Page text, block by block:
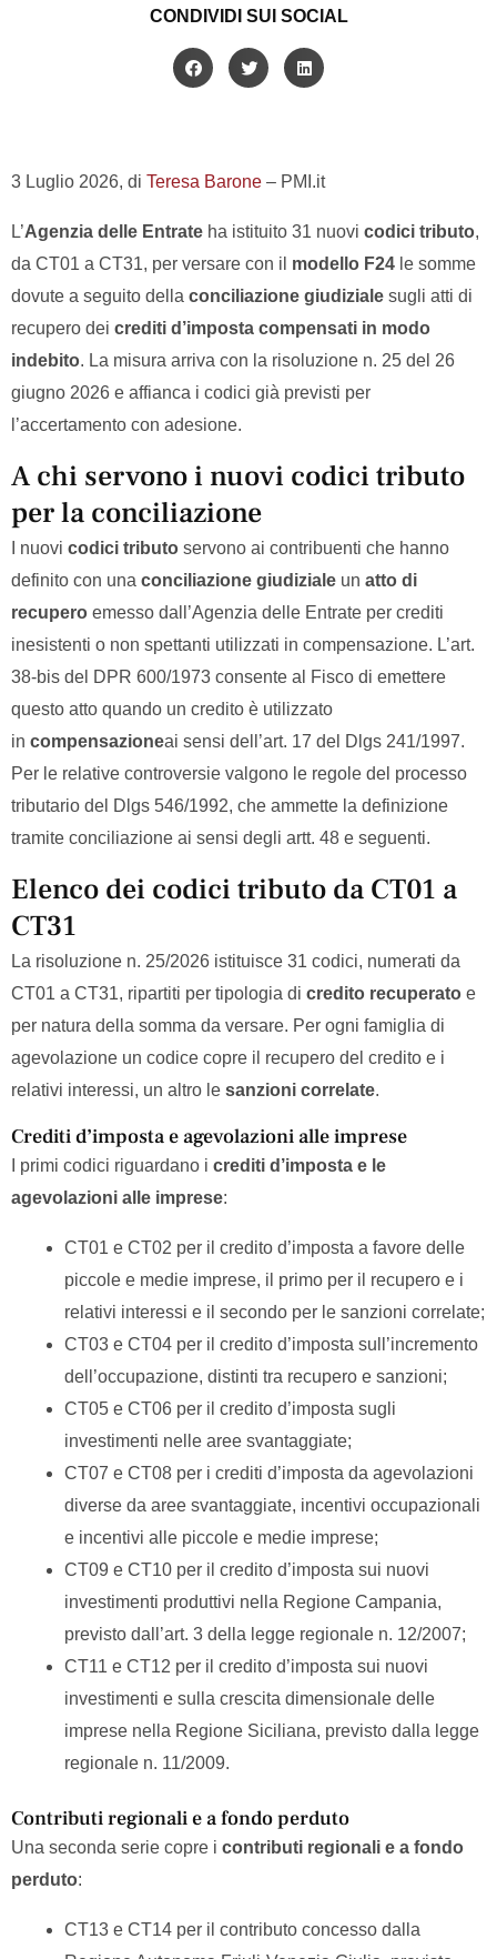
CONDIVIDI SUI SOCIAL
3 Luglio 2026, di Teresa Barone – PMI.it
L’Agenzia delle Entrate ha istituito 31 nuovi codici tributo,
da CT01 a CT31, per versare con il modello F24 le somme
dovute a seguito della conciliazione giudiziale sugli atti di
recupero dei crediti d’imposta compensati in modo
indebito. La misura arriva con la risoluzione n. 25 del 26
giugno 2026 e affianca i codici già previsti per
l’accertamento con adesione.
A chi servono i nuovi codici tributo
per la conciliazione
I nuovi codici tributo servono ai contribuenti che hanno
definito con una conciliazione giudiziale un atto di
recupero emesso dall’Agenzia delle Entrate per crediti
inesistenti o non spettanti utilizzati in compensazione. L’art.
38-bis del DPR 600/1973 consente al Fisco di emettere
questo atto quando un credito è utilizzato
in compensazioneai sensi dell’art. 17 del Dlgs 241/1997.
Per le relative controversie valgono le regole del processo
tributario del Dlgs 546/1992, che ammette la definizione
tramite conciliazione ai sensi degli artt. 48 e seguenti.
Elenco dei codici tributo da CT01 a
CT31
La risoluzione n. 25/2026 istituisce 31 codici, numerati da
CT01 a CT31, ripartiti per tipologia di credito recuperato e
per natura della somma da versare. Per ogni famiglia di
agevolazione un codice copre il recupero del credito e i
relativi interessi, un altro le sanzioni correlate.
Crediti d’imposta e agevolazioni alle imprese
I primi codici riguardano i crediti d’imposta e le
agevolazioni alle imprese:
CT01 e CT02 per il credito d’imposta a favore delle
piccole e medie imprese, il primo per il recupero e i
relativi interessi e il secondo per le sanzioni correlate;
CT03 e CT04 per il credito d’imposta sull’incremento
dell’occupazione, distinti tra recupero e sanzioni;
CT05 e CT06 per il credito d’imposta sugli
investimenti nelle aree svantaggiate;
CT07 e CT08 per i crediti d’imposta da agevolazioni
diverse da aree svantaggiate, incentivi occupazionali
e incentivi alle piccole e medie imprese;
CT09 e CT10 per il credito d’imposta sui nuovi
investimenti produttivi nella Regione Campania,
previsto dall’art. 3 della legge regionale n. 12/2007;
CT11 e CT12 per il credito d’imposta sui nuovi
investimenti e sulla crescita dimensionale delle
imprese nella Regione Siciliana, previsto dalla legge
regionale n. 11/2009.
Contributi regionali e a fondo perduto
Una seconda serie copre i contributi regionali e a fondo
perduto:
CT13 e CT14 per il contributo concesso dalla